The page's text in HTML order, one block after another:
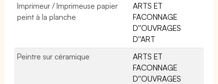
Imprimeur / Imprimeuse papier
peint à la planche
ARTS ET
FACONNAGE
D''OUVRAGES
D''ART
Peintre sur céramique
ARTS ET
FACONNAGE
D''OUVRAGES